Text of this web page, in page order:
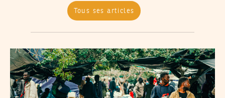
Tous ses articles